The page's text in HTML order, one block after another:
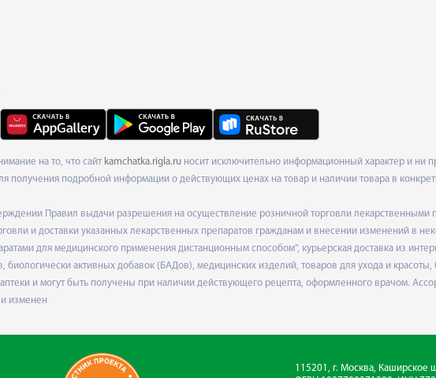
на то, что сайт kamchatka.rigla.ru носит исключительно информационный характер и ни
подробной информации о действующих ценах на товар и наличии товара в
Правил выдачи разрешения на осуществление розничной торговли лекарственными
и доставки указанных лекарственных препаратов гражданам и внесении изменений в
для медицинского применения дистанционным способом", курьерская доставка из
активных добавок (БАДов), медицинских изделий, товаров для ухода и
и могут быть получены при наличии действующего рецепта, оформленного врачом.
изменен
115201, г. Москва, Каширское